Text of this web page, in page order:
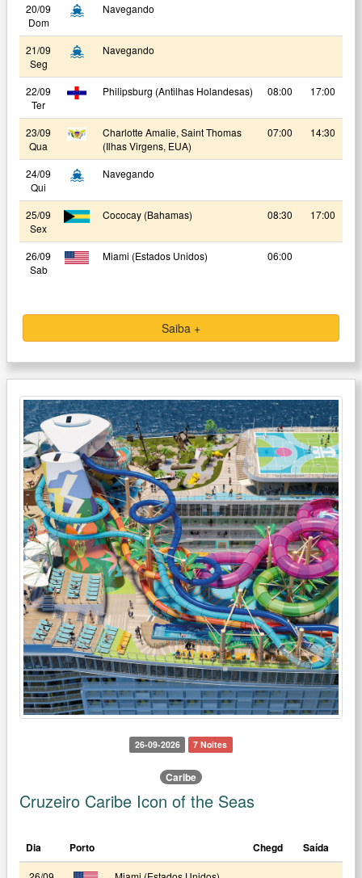
20/09
Dom
Navegando
21/09
Seg
Navegando
22/09
Ter
Philipsburg (Antilhas Holandesas) 08:00 17:00
23/09
Qua
Charlotte Amalie, Saint Thomas
(Ilhas Virgens, EUA)
07:00 14:30
24/09
Qui
Navegando
25/09
Sex
Cococay (Bahamas) 08:30 17:00
26/09
Sab
Miami (Estados Unidos) 06:00
Saiba +
26-09-2026 7 Noites
Caribe
Cruzeiro Caribe Icon of the Seas
Dia Porto Chegd Saída